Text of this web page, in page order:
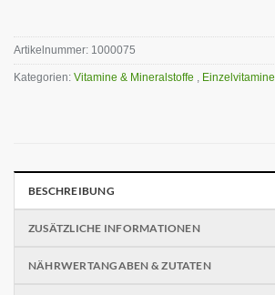
Artikelnummer: 1000075
Kategorien: Vitamine & Mineralstoffe , Einzelvitamine
BESCHREIBUNG
ZUSÄTZLICHE INFORMATIONEN
NÄHRWERTANGABEN & ZUTATEN